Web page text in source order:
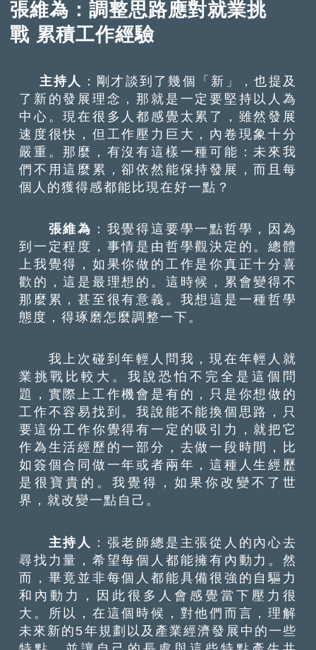
張維為：調整思路應對就業挑
戰 累積工作經驗
主持人
：剛才談到了幾個「新」，也提及
了新的發展理念，那就是一定要堅持以人為
中心。現在很多人都感覺太累了，雖然發展
速度很快，但工作壓力巨大，內卷現象十分
嚴重。那麼，有沒有這樣一種可能：未來我
們不用這麼累，卻依然能保持發展，而且每
個人的獲得感都能比現在好一點？
張維為 ：我覺得這要學一點哲學，因為
到一定程度，事情是由哲學觀決定的。總體
上我覺得，如果你做的工作是你真正十分喜
歡的，這是最理想的。這時候，累會變得不
那麼累，甚至很有意義。我想這是一種哲學
態度，得琢磨怎麼調整一下。
我上次碰到年輕人問我，現在年輕人就
業挑戰比較大。我說恐怕不完全是這個問
題，實際上工作機會是有的，只是你想做的
工作不容易找到。我說能不能換個思路，只
要這份工作你覺得有一定的吸引力，就把它
作為生活經歷的一部分，去做一段時間，比
如簽個合同做一年或者兩年，這種人生經歷
是很寶貴的。我覺得，如果你改變不了世
界，就改變一點自己。
主持人
：張老師總是主張從人的內心去
尋找力量，希望每個人都能擁有內動力。然
而，畢竟並非每個人都能具備很強的自驅力
和內動力，因此很多人會感覺當下壓力很
大。所以，在這個時候，對他們而言，理解
未來新的5年規劃以及產業經濟發展中的一些